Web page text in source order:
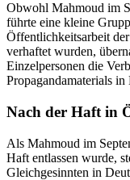
Obwohl Mahmoud im
führte eine kleine
Öffentlichkeitsarbeit
verhaftet wurden,
Einzelpersonen die
Propagandamaterials in
Nach der Haft in
Als Mahmoud im
Haft entlassen wurde,
Gleichgesinnten in